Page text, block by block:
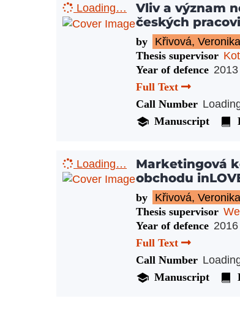
Loading…
Vliv a význam
českých
by
Křivová, Veronika
Thesis supervisor
Year of defence 2013
Full Text
Call Number
Manuscript
Loading…
Marketingová
obchodu
by
Křivová, Veronika
Thesis supervisor
Year of defence 2016
Full Text
Call Number
Manuscript